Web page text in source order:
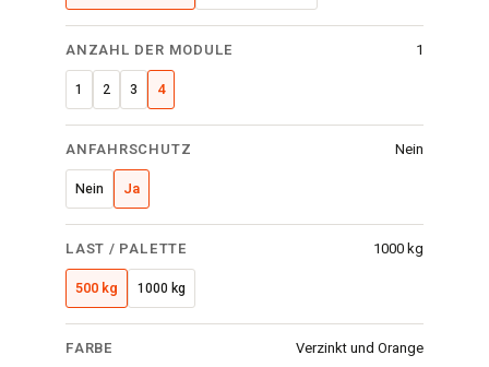
ANZAHL DER MODULE 1
1 2 3 4
ANFAHRSCHUTZ Nein
Nein Ja
LAST / PALETTE 1000 kg
500 kg 1000 kg
FARBE Verzinkt und Orange